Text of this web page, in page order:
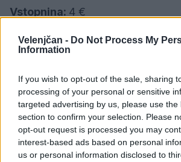
Velenjčan - Do Not Process My
Information
If you wish to opt-out of the sale, sharing
processing of your personal or sensitive
targeted advertising by us, please use the
section to confirm your selection. Please
opt-out request is processed you may
interest-based ads based on personal
us or personal information disclosed to
Vstopnina: 4 €
17. 12. 2017ob 18.00
Vojna zvezd: Poslednji
Fimska predstava (Star Wars:
ZF akcijski spektakel, 150 minut